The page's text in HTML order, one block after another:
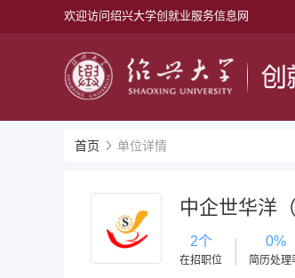
欢迎访问绍兴大学创就业服务信息网
首页 单位详情
中企世华洋
2个
在招职位
0%
简历处理